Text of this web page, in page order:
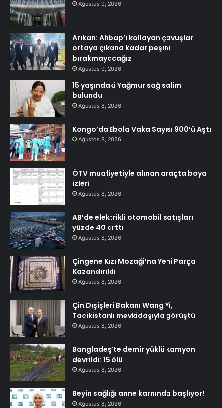
Ağustos 9, 2026
Arıkan: Ahbap’ı kollayan çavuşlar
ortaya çıkana kadar peşini
bırakmayacağız
Ağustos 9, 2026
15 yaşındaki Yağmur sağ salim
bulundu
Ağustos 8, 2026
Kongo’da Ebola Vaka Sayısı 900’ü Aştı
Ağustos 8, 2026
ÖTV muafiyetiyle alınan araçta boya
izleri
Ağustos 8, 2026
AB’de elektrikli otomobil satışları
yüzde 40 arttı
Ağustos 8, 2026
Çingene Kızı Mozaği’na Yeni Parça
Kazandırıldı
Ağustos 8, 2026
Çin Dışişleri Bakanı Wang Yi,
Tacikistanlı mevkidaşıyla görüştü
Ağustos 8, 2026
Bangladeş’te demir yüklü kamyon
devrildi: 15 ölü
Ağustos 8, 2026
Beyin sağlığı anne karnında başlıyor!
Ağustos 8, 2026